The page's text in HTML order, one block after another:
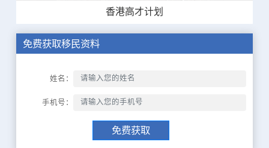
香港高才计划
免费获取移民资料
姓名：
手机号：
免费获取